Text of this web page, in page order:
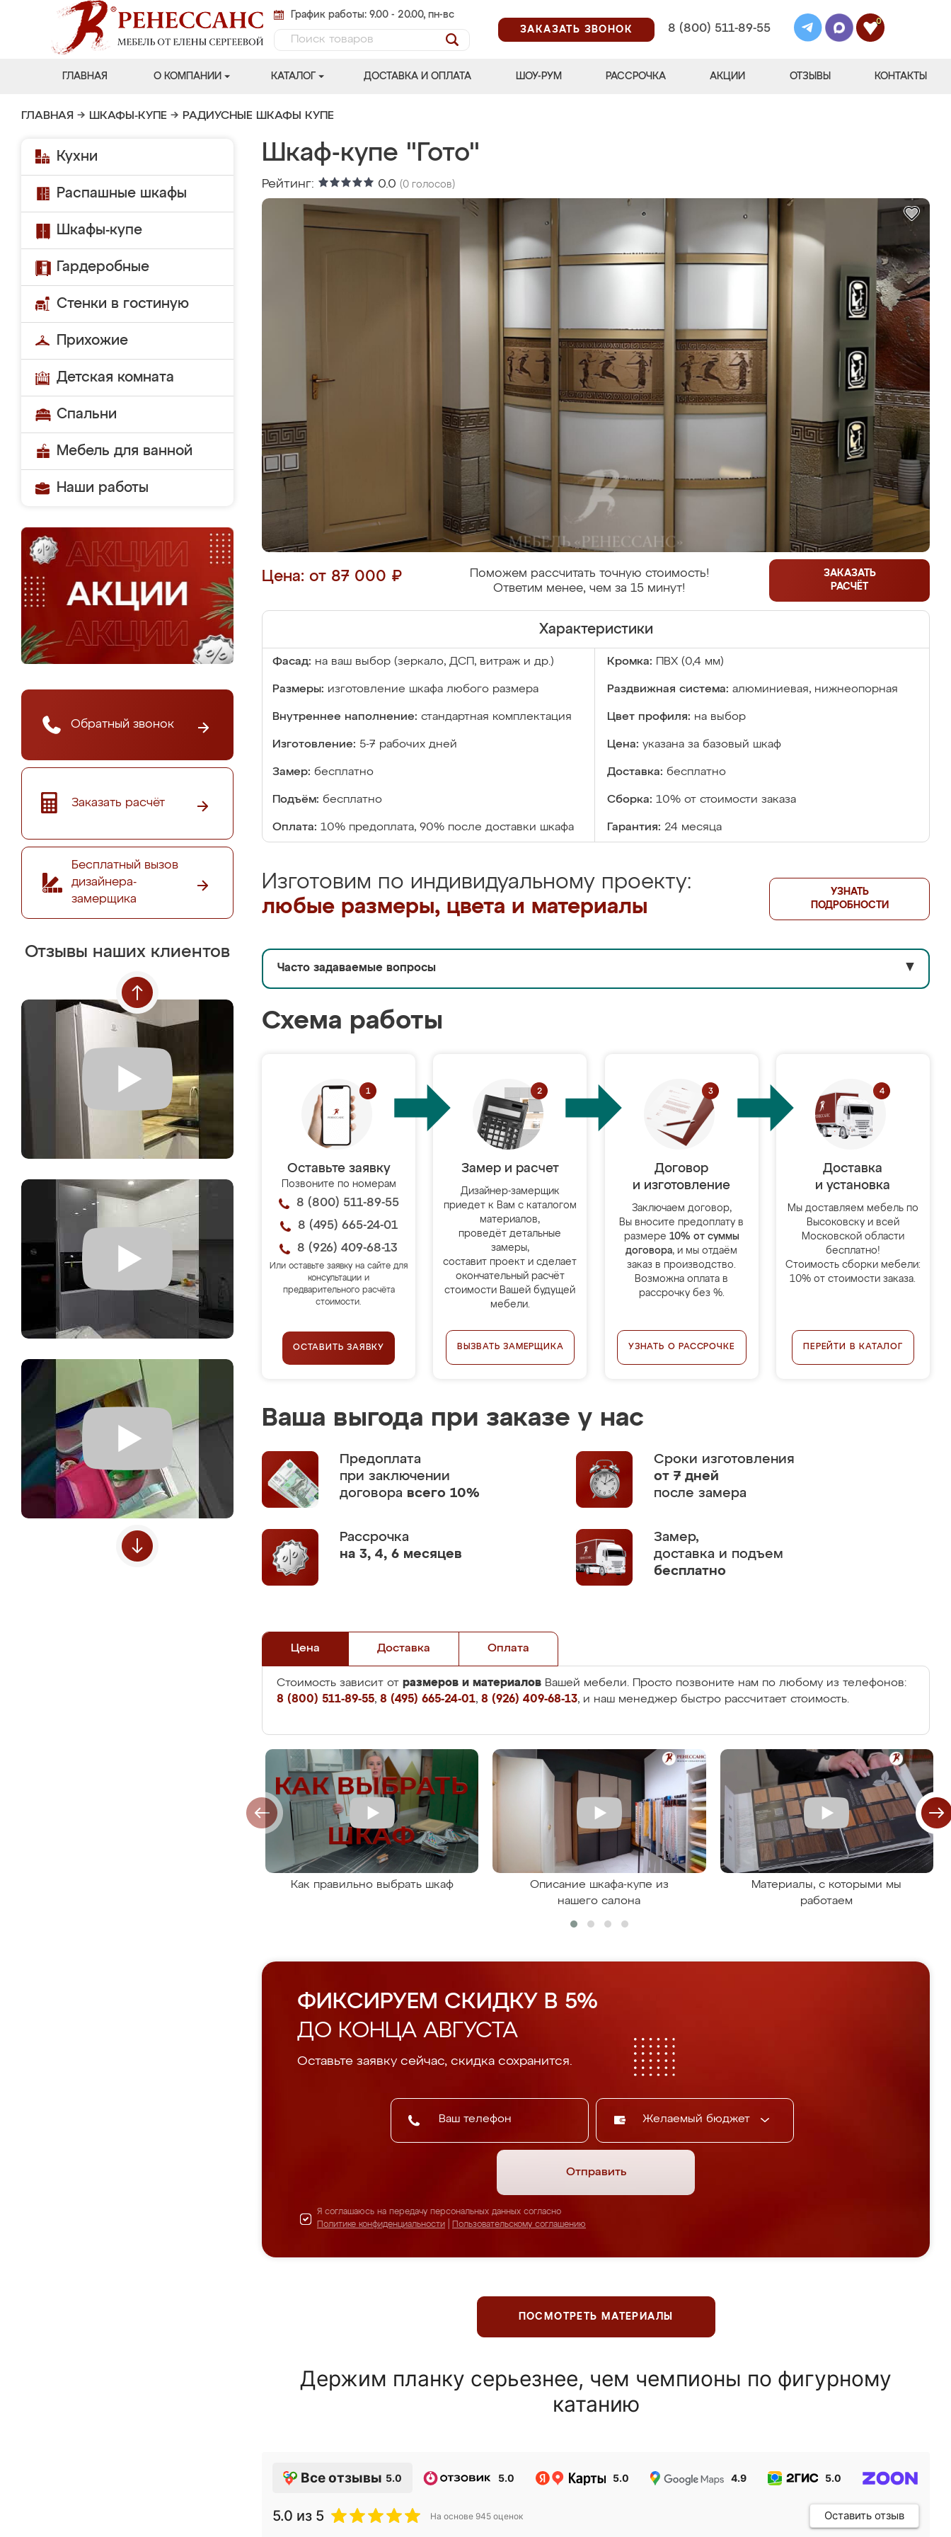
График работы: 9.00 - 20.00, пн-вс
ЗАКАЗАТЬ ЗВОНОК
8 (800) 511-89-55
0
ГЛАВНАЯ О КОМПАНИИ КАТАЛОГ ДОСТАВКА И ОПЛАТА ШОУ-РУМ РАССРОЧКА АКЦИИ ОТЗЫВЫ КОНТАКТЫ
ГЛАВНАЯ → ШКАФЫ-КУПЕ → РАДИУСНЫЕ ШКАФЫ КУПЕ
Кухни
Распашные шкафы
Шкафы-купе
Гардеробные
Стенки в гостиную
Прихожие
Детская комната
Спальни
Мебель для ванной
Наши работы
Обратный звонок
Заказать расчёт
Бесплатный вызов
дизайнера-
замерщика
Отзывы наших клиентов
Шкаф-купе "Гото"
Рейтинг: 0.0 (0 голосов)
Цена: от 87 000 ₽
Поможем рассчитать точную стоимость!
Ответим менее, чем за 15 минут!
ЗАКАЗАТЬ
РАСЧЁТ
Характеристики
Фасад: на ваш выбор (зеркало, ДСП, витраж и др.) Кромка: ПВХ (0,4 мм)
Размеры: изготовление шкафа любого размера Раздвижная система: алюминиевая, нижнеопорная
Внутреннее наполнение: стандартная комплектация Цвет профиля: на выбор
Изготовление: 5-7 рабочих дней Цена: указана за базовый шкаф
Замер: бесплатно Доставка: бесплатно
Подъём: бесплатно Сборка: 10% от стоимости заказа
Оплата: 10% предоплата, 90% после доставки шкафа Гарантия: 24 месяца
Изготовим по индивидуальному проекту:
любые размеры, цвета и материалы
УЗНАТЬ
ПОДРОБНОСТИ
Часто задаваемые вопросы ▼
Схема работы
Оставьте заявку
Позвоните по номерам
8 (800) 511-89-55
8 (495) 665-24-01
8 (926) 409-68-13
Или оставьте заявку на сайте для
консультации и
предварительного расчёта
стоимости.
ОСТАВИТЬ ЗАЯВКУ
Замер и расчет
Дизайнер-замерщик
приедет к Вам с каталогом
материалов,
проведёт детальные
замеры,
составит проект и сделает
окончательный расчёт
стоимости Вашей будущей
мебели.
ВЫЗВАТЬ ЗАМЕРЩИКА
Договор
и изготовление
Заключаем договор,
Вы вносите предоплату в
размере 10% от суммы
договора, и мы отдаём
заказ в производство.
Возможна оплата в
рассрочку без %.
УЗНАТЬ О РАССРОЧКЕ
Доставка
и установка
Мы доставляем мебель по
Высоковску и всей
Московской области
бесплатно!
Стоимость сборки мебели:
10% от стоимости заказа.
ПЕРЕЙТИ В КАТАЛОГ
Ваша выгода при заказе у нас
Предоплата
при заключении
договора всего 10%
Сроки изготовления
от 7 дней
после замера
Рассрочка
на 3, 4, 6 месяцев
Замер,
доставка и подъем
бесплатно
Цена Доставка Оплата
Стоимость зависит от размеров и материалов Вашей мебели. Просто позвоните нам по любому из телефонов:
8 (800) 511-89-55, 8 (495) 665-24-01, 8 (926) 409-68-13, и наш менеджер быстро рассчитает стоимость.
Как правильно выбрать шкаф
Описание шкафа-купе из
нашего салона
Материалы, с которыми мы
работаем
ФИКСИРУЕМ СКИДКУ В 5%
ДО КОНЦА АВГУСТА
Оставьте заявку сейчас, скидка сохранится.
Желаемый бюджет
Отправить
Я соглашаюсь на передачу персональных данных согласно
Политике конфиденциальности
Пользовательскому соглашению
ПОСМОТРЕТЬ МАТЕРИАЛЫ
Держим планку серьезнее, чем чемпионы по фигурному
катанию
Все отзывы 5.0 5.0 5.0 4.9 5.0
5.0 из 5 На основе 945 оценок Оставить отзыв